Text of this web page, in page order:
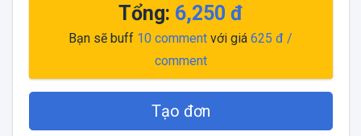
Tổng: 6,250 đ
Bạn sẽ buff 10 comment với giá 625 đ /
comment
Tạo đơn